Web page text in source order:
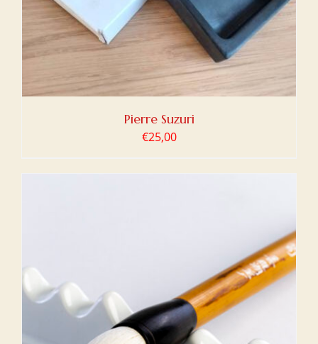
Pierre Suzuri
€25,00